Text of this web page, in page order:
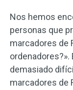
Nos hemos
personas que
marcadores de
ordenadores?».
demasiado
marcadores de